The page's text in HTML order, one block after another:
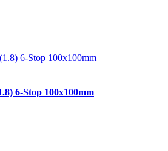
6-Stop 100x100mm